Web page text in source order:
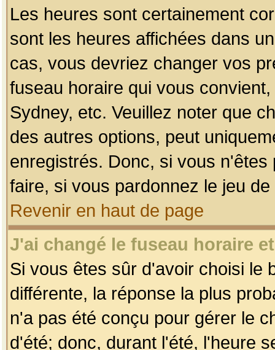
Les heures sont certainement
sont les heures affichées dans
cas, vous devriez changer vos
fuseau horaire qui vous
Sydney, etc. Veuillez noter que
des autres options, peut
enregistrés. Donc, si vous
faire, si vous pardonnez le jeu
Revenir en haut de page
J'ai changé le fuseau horaire
Si vous êtes sûr d'avoir choisi le
différente, la réponse la plus
n'a pas été conçu pour gérer le
d'été; donc, durant l'été, l'heure